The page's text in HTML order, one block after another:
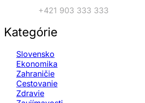
+421 903 333 333
Kategórie
Slovensko
Ekonomika
Zahraničie
Cestovanie
Zdravie